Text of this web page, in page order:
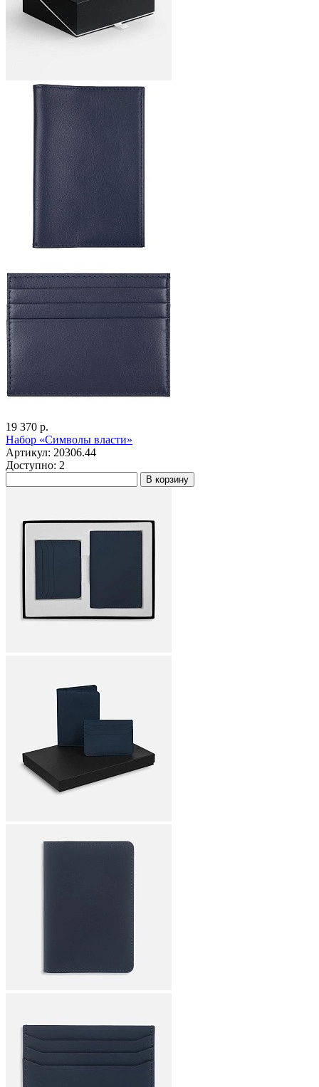
19 370 р.
Набор «Символы власти»
Артикул: 20306.44
Доступно: 2
В корзину